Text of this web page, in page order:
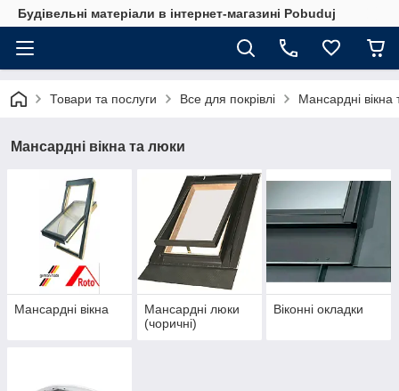
Будівельні матеріали в інтернет-магазині Pobuduj
Товари та послуги Все для покрівлі Мансардні вікна
Мансардні вікна та люки
Мансардні вікна
Мансардні люки
(чоричні)
Віконні окладки